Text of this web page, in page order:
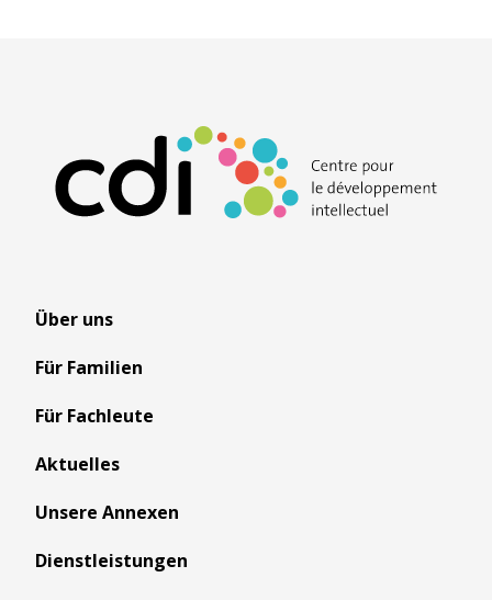
Über uns
Für Familien
Für Fachleute
Aktuelles
Unsere Annexen
Dienstleistungen